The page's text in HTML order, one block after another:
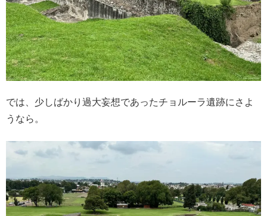
では、少しばかり過大妄想であったチョルーラ遺跡にさよ
うなら。